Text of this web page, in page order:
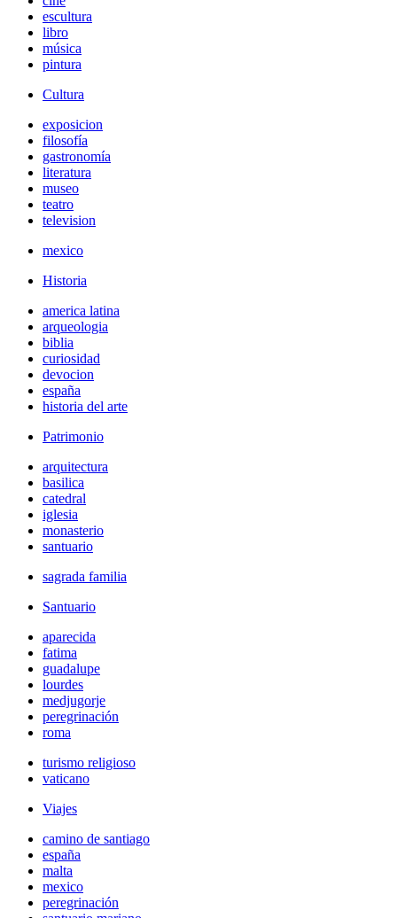
escultura
libro
música
pintura
Cultura
exposicion
filosofía
gastronomía
literatura
museo
teatro
television
mexico
Historia
america latina
arqueologia
biblia
curiosidad
devocion
españa
historia del arte
Patrimonio
arquitectura
basilica
catedral
iglesia
monasterio
santuario
sagrada familia
Santuario
aparecida
fatima
guadalupe
lourdes
medjugorje
peregrinación
roma
turismo religioso
vaticano
Viajes
camino de santiago
españa
malta
mexico
peregrinación